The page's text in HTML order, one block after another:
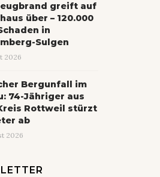
greift auf
über – 120.000
in
Sulgen
2026
Bergunfall im
74-Jähriger aus
Rottweil stürzt
ab
2026